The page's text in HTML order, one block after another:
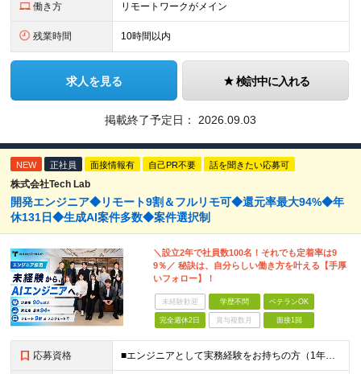
働き方 リモートワークがメイン
残業時間 10時間以内
求人を見る 検討中に入れる
掲載終了予定日： 2026.09.03
NEW 正社員 面接情報有 自己PR不要 話を聞きたい応募可
株式会社Tech Lab
開発エンジニア◆リモート9割＆フルリモ可◆還元率最大94%◆年
休131日◆生成AI案件多数◆案件選択制
＼設立2年で社員数100名！それでも定着率は9
9％／ 秘訣は、自分らしい働き方を叶える【手厚
いフォロー】！
未経験歓迎 学歴不問 ベテランOK
完全週休2日 賞与複数月 面接1回
応募資格 ■エンジニアとして実務経験をお持ちの方（1年以上） ■学歴不問 ■既卒・第二新卒OK ☆Tech Labの事業内容、ビジョンに共感できる⽅はぜひご応募ください！ ☆意欲重視の採用です！ 「経歴に自信